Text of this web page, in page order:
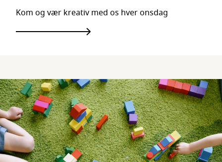
Kom og vær kreativ med os hver onsdag